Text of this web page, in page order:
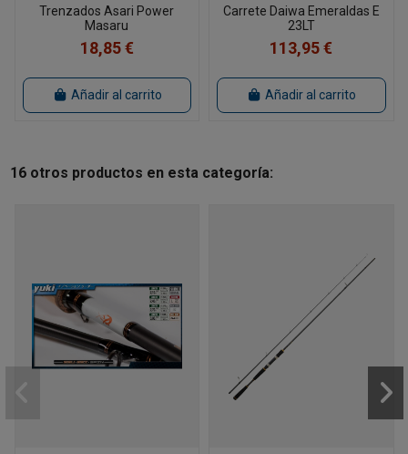
Trenzados Asari Power
Masaru
18,85 €
Añadir al carrito
Carrete Daiwa Emeraldas E
23LT
113,95 €
Añadir al carrito
16 otros productos en esta categoría: